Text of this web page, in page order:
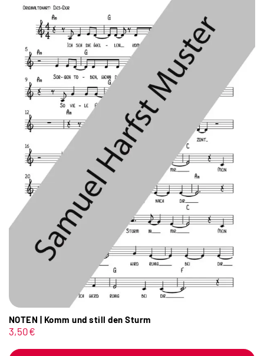
NOTEN | Komm und still den Sturm
3,50€